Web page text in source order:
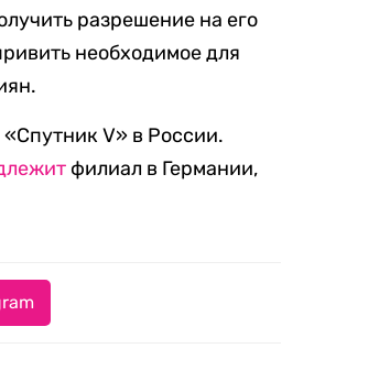
разрешение на его
необходимое для
V» в России.
филиал в Германии,